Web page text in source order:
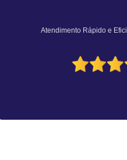
Rápido e Eficiente pelo consultor.